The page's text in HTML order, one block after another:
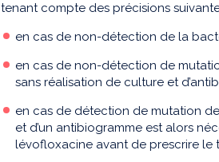
tenant compte des précisions
en cas de non-détection de la
en cas de non-détection de
sans réalisation de culture et
en cas de détection de mutation
et d’un antibiogramme est alors
lévofloxacine avant de prescrire le